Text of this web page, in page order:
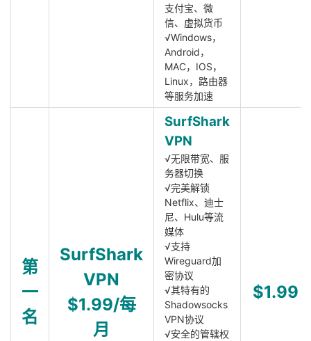
支付宝、微
信、虚拟货币
√Windows，
Android，
MAC，IOS，
Linux，路由器
等服务加速
第
一
名
SurfShark
VPN
$1.99/每
月
SurfShark
VPN
√无限带宽、服
务器切换
√完美解锁
Netflix、迪士
尼、Hulu等流
媒体
√支持
Wireguard加
密协议
√其特有的
Shadowsocks
VPN协议
√安全的管辖权
$1.99